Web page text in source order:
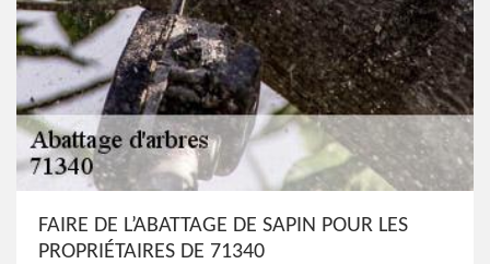
FAIRE DE L’ABATTAGE DE SAPIN POUR LES
PROPRIÉTAIRES DE 71340